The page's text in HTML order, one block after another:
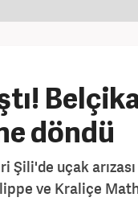
döndü
uçak arızası
ve Kraliçe